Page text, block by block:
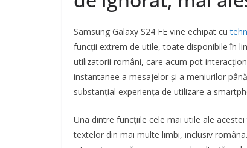
Samsung Galaxy S24 FE vine echipat cu
funcții extrem de utile, toate disponibile în
utilizatorii români, care acum pot
instantanee a mesajelor și a meniurilor
substanțial experiența de utilizare a
Una dintre funcțiile cele mai utile ale
textelor din mai multe limbi, inclusiv